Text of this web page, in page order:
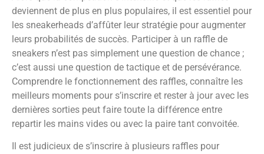
deviennent de plus en plus populaires, il est essentiel pour
les sneakerheads d’affûter leur stratégie pour augmenter
leurs probabilités de succès. Participer à un raffle de
sneakers n’est pas simplement une question de chance ;
c’est aussi une question de tactique et de persévérance.
Comprendre le fonctionnement des raffles, connaître les
meilleurs moments pour s’inscrire et rester à jour avec les
dernières sorties peut faire toute la différence entre
repartir les mains vides ou avec la paire tant convoitée.
Il est judicieux de s’inscrire à plusieurs raffles pour